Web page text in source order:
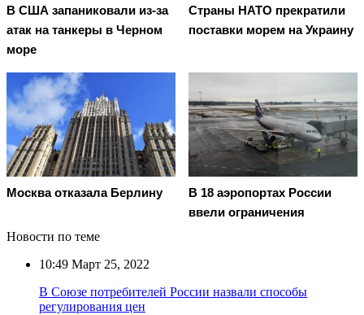
В США запаниковали из-за
атак на танкеры в Черном
море
Страны НАТО прекратили
поставки морем на Украину
Москва отказала Берлину
В 18 аэропортах России
ввели ограничения
Новости по теме
10:49 Март 25, 2022
В Союзе потребителей России назвали способы
регулирования цен